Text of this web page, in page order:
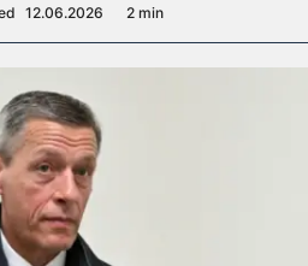
12.06.2026 2 min